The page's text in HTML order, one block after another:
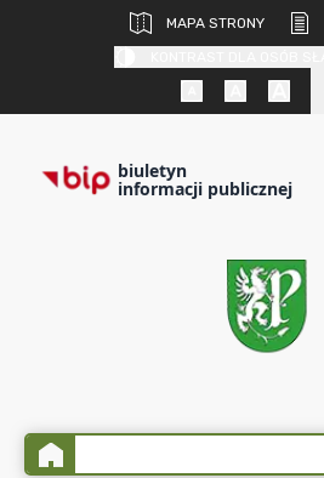
MAPA STRONY
biuletyn
informacji publicznej